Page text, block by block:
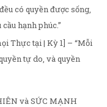
có quyền được sống,
hạnh phúc.”
Thực tại | Kỳ 1] – “Mỗi
tự do, và quyền
và SỨC MẠNH